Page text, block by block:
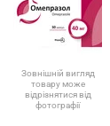
Зовнішній вигляд
товару може
відрізнятися від
фотографії